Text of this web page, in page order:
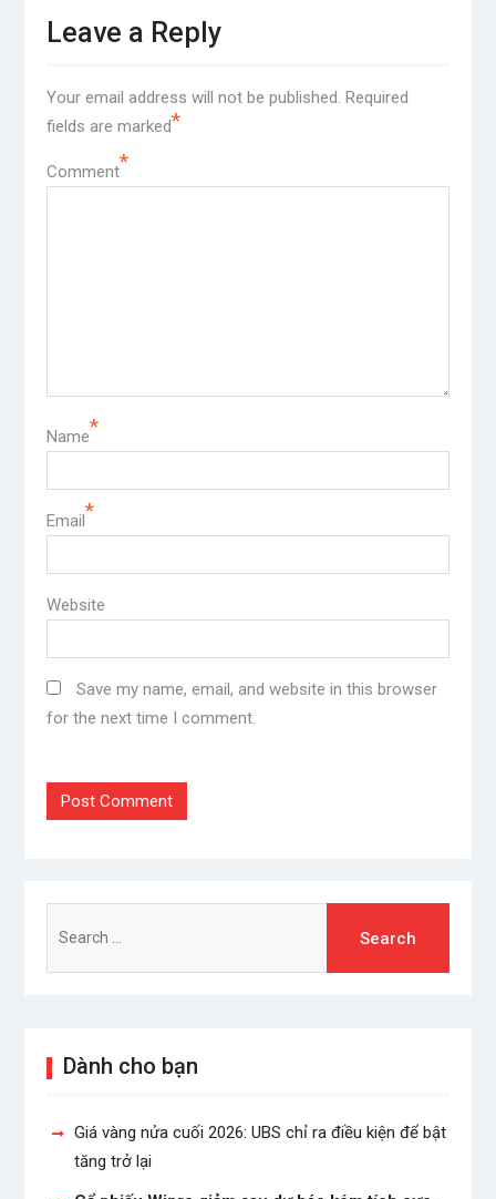
Leave a Reply
Your email address will not be published. Required
fields are marked*
Comment*
Name*
Email*
Website
Save my name, email, and website in this browser
for the next time I comment.
for:
Dành cho bạn
Giá vàng nửa cuối 2026: UBS chỉ ra điều kiện để bật
tăng trở lại